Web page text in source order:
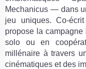
Mechanicus — dans
jeu uniques. Co-
propose la
solo ou en
millénaire à travers
cinématiques et des